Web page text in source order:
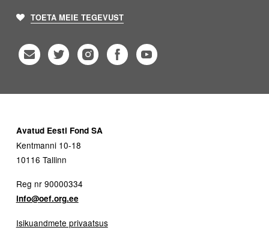
TOETA MEIE TEGEVUST
Avatud Eesti Fond SA
Kentmanni 10-18
10116 Tallinn
Reg nr 90000334
info@oef.org.ee
Isikuandmete privaatsus